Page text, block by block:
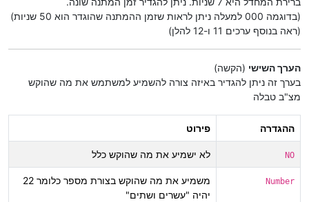
(בדוגמה 000 למעלה ניתן לראות שזמן ההמתנה שהוגדר הוא 50 שניות)
(ראה בנוסף ערכים 11 ו-12 להלן)
הערך השישי (הקשה)
בערך זה ניתן להגדיר באיזה צורה להשמיע למשתמש את מה שהוקש
מצ"ב טבלה
ההגדרה פירוט
NO לא ישמיע את מה שהוקש כלל
Number
משמיע את מה שהוקש בצורת מספר כלומר 22
יהיה "עשרים ושתים"